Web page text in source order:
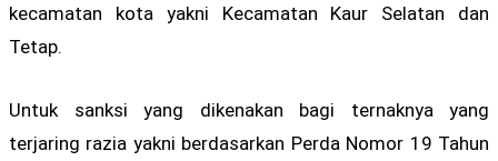
kecamatan kota yakni Kecamatan Kaur Selatan dan
Tetap.
Untuk sanksi yang dikenakan bagi ternaknya yang
terjaring razia yakni berdasarkan Perda Nomor 19 Tahun